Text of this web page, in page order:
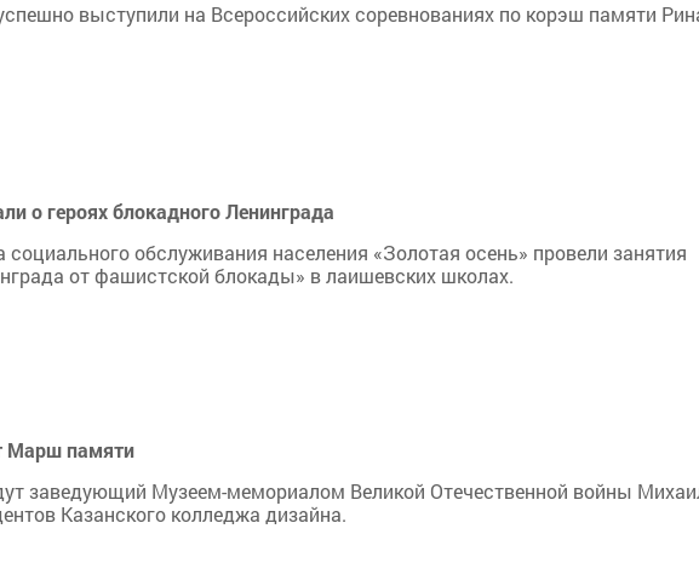
выступили на Всероссийских соревнованиях по корэш памяти
о героях блокадного Ленинграда
обслуживания населения «Золотая осень» провели занятия
от фашистской блокады» в лаишевских школах.
Марш памяти
заведующий Музеем-мемориалом Великой Отечественной войны
Казанского колледжа дизайна.